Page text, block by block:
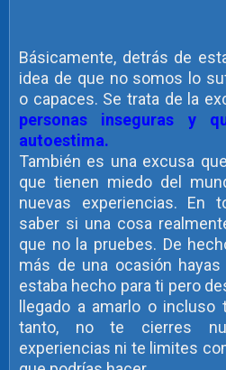
Básicamente, detrás de
idea de que no somos lo
o capaces. Se trata de la
personas inseguras y
autoestima.
También es una excusa
que tienen miedo del
nuevas experiencias. En
saber si una cosa
que no la pruebes. De
más de una ocasión
estaba hecho para ti pero
llegado a amarlo o incluso
tanto, no te cierres
experiencias ni te limites